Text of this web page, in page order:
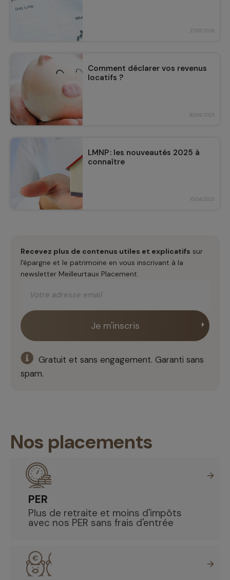
27/07/2026
Comment déclarer vos revenus
locatifs ?
30/04/2025
LMNP : les nouveautés 2025 à
connaître
10/04/2025
Recevez plus de contenus utiles et explicatifs sur
l'épargne et le patrimoine en vous inscrivant à la
newsletter Meilleurtaux Placement.
Gratuit et sans engagement. Garanti sans
spam.
Nos placements
PER
Plus de retraite et moins d'impôts
avec nos PER sans frais d'entrée